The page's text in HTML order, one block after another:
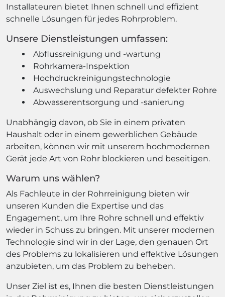
Installateuren bietet Ihnen schnell und effizient
schnelle Lösungen für jedes Rohrproblem.
Unsere Dienstleistungen umfassen:
Abflussreinigung und -wartung
Rohrkamera-Inspektion
Hochdruckreinigungstechnologie
Auswechslung und Reparatur defekter Rohre
Abwasserentsorgung und -sanierung
Unabhängig davon, ob Sie in einem privaten
Haushalt oder in einem gewerblichen Gebäude
arbeiten, können wir mit unserem hochmodernen
Gerät jede Art von Rohr blockieren und beseitigen.
Warum uns wählen?
Als Fachleute in der Rohrreinigung bieten wir
unseren Kunden die Expertise und das
Engagement, um Ihre Rohre schnell und effektiv
wieder in Schuss zu bringen. Mit unserer modernen
Technologie sind wir in der Lage, den genauen Ort
des Problems zu lokalisieren und effektive Lösungen
anzubieten, um das Problem zu beheben.
Unser Ziel ist es, Ihnen die besten Dienstleistungen